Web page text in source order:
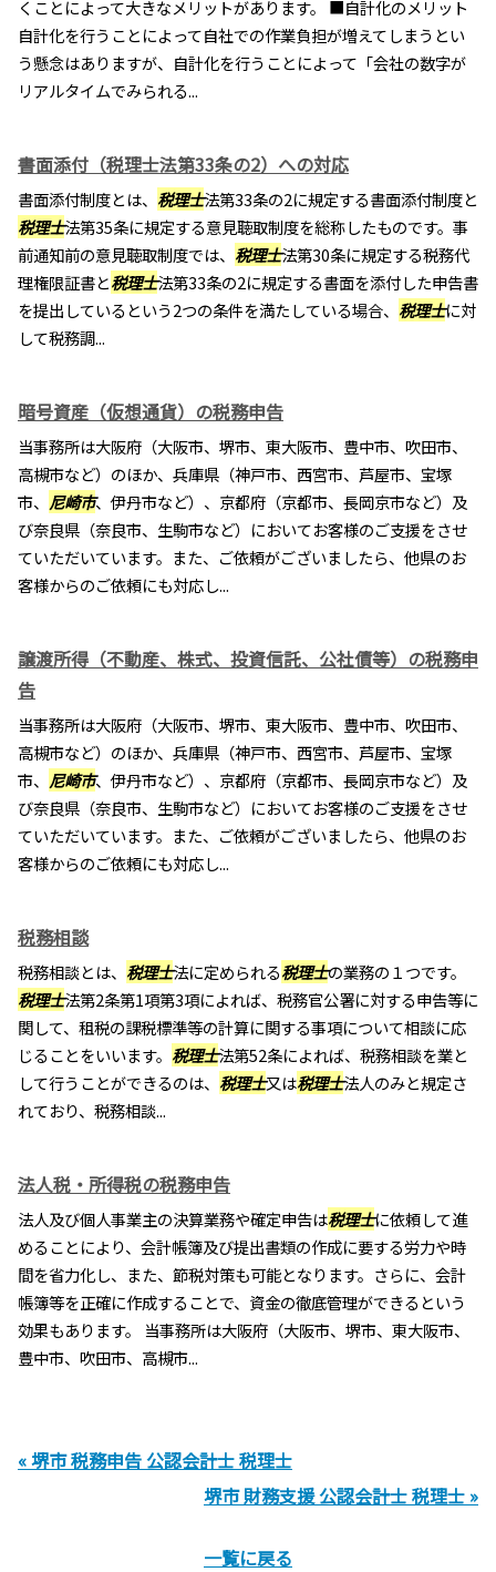
くことによって大きなメリットがあります。 ■自計化のメリット
自計化を行うことによって自社での作業負担が増えてしまうとい
う懸念はありますが、自計化を行うことによって「会社の数字が
リアルタイムでみられる...
書面添付（税理士法第33条の2）への対応
書面添付制度とは、 税理士法第33条の2に規定する書面添付制度と
税理士法第35条に規定する意見聴取制度を総称したものです。事
前通知前の意見聴取制度では、 税理士法第30条に規定する税務代
理権限証書と税理士法第33条の2に規定する書面を添付した申告書
を提出しているという2つの条件を満たしている場合、 税理士に対
して税務調...
暗号資産（仮想通貨）の税務申告
当事務所は大阪府（大阪市、堺市、東大阪市、豊中市、吹田市、
高槻市など）のほか、兵庫県（神戸市、西宮市、芦屋市、宝塚
市、 尼崎市、伊丹市など）、京都府（京都市、長岡京市など）及
び奈良県（奈良市、生駒市など）においてお客様のご支援をさせ
ていただいています。また、ご依頼がございましたら、他県のお
客様からのご依頼にも対応し...
譲渡所得（不動産、株式、投資信託、公社債等）の税務申
告
当事務所は大阪府（大阪市、堺市、東大阪市、豊中市、吹田市、
高槻市など）のほか、兵庫県（神戸市、西宮市、芦屋市、宝塚
市、 尼崎市、伊丹市など）、京都府（京都市、長岡京市など）及
び奈良県（奈良市、生駒市など）においてお客様のご支援をさせ
ていただいています。また、ご依頼がございましたら、他県のお
客様からのご依頼にも対応し...
税務相談
税務相談とは、 税理士法に定められる税理士の業務の１つです。
税理士法第2条第1項第3項によれば、税務官公署に対する申告等に
関して、租税の課税標準等の計算に関する事項について相談に応
じることをいいます。 税理士法第52条によれば、税務相談を業と
して行うことができるのは、 税理士又は税理士法人のみと規定さ
れており、税務相談...
法人税・所得税の税務申告
法人及び個人事業主の決算業務や確定申告は税理士に依頼して進
めることにより、会計帳簿及び提出書類の作成に要する労力や時
間を省力化し、また、節税対策も可能となります。さらに、会計
帳簿等を正確に作成することで、資金の徹底管理ができるという
効果もあります。 当事務所は大阪府（大阪市、堺市、東大阪市、
豊中市、吹田市、高槻市...
« 堺市 税務申告 公認会計士 税理士
堺市 財務支援 公認会計士 税理士 »
一覧に戻る